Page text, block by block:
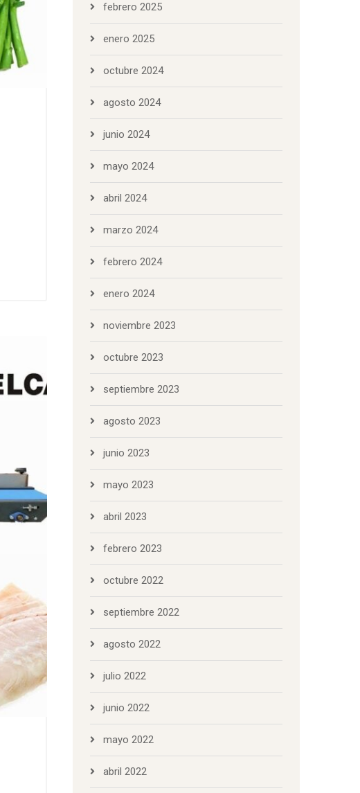
febrero 2025
enero 2025
octubre 2024
agosto 2024
junio 2024
mayo 2024
abril 2024
marzo 2024
febrero 2024
enero 2024
noviembre 2023
octubre 2023
septiembre 2023
agosto 2023
junio 2023
mayo 2023
abril 2023
febrero 2023
octubre 2022
septiembre 2022
agosto 2022
julio 2022
junio 2022
mayo 2022
abril 2022